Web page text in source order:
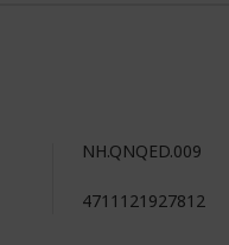
NH.QNQED.009
4711121927812